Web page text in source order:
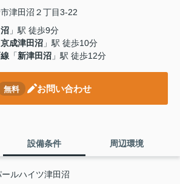
津田沼２丁目3-22
」駅 徒歩9分
京成津田沼 」駅 徒歩10分
「新津田沼 」駅 徒歩12分
無料 お問い合わせ
設備条件 周辺環境
ールハイツ津田沼